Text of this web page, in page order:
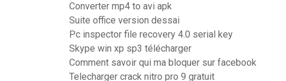
Converter mp4 to avi apk
Suite office version dessai
Pc inspector file recovery 4.0 serial key
Skype win xp sp3 télécharger
Comment savoir qui ma bloquer sur facebook
Telecharger crack nitro pro 9 gratuit